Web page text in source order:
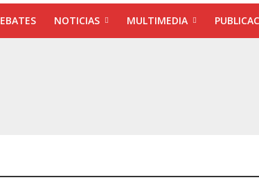
NOTICIAS MULTIMEDIA